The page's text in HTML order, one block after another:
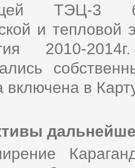
ТЭЦ-3
и тепловой
2010-
включена в